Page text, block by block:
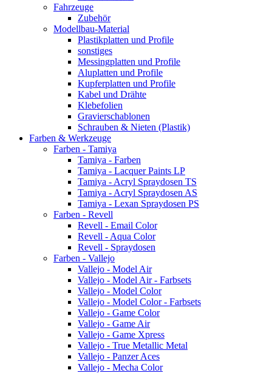
Fahrzeuge
Zubehör
Modellbau-Material
Plastikplatten und Profile
sonstiges
Messingplatten und Profile
Aluplatten und Profile
Kupferplatten und Profile
Kabel und Drähte
Klebefolien
Gravierschablonen
Schrauben & Nieten (Plastik)
Farben & Werkzeuge
Farben - Tamiya
Tamiya - Farben
Tamiya - Lacquer Paints LP
Tamiya - Acryl Spraydosen TS
Tamiya - Acryl Spraydosen AS
Tamiya - Lexan Spraydosen PS
Farben - Revell
Revell - Email Color
Revell - Aqua Color
Revell - Spraydosen
Farben - Vallejo
Vallejo - Model Air
Vallejo - Model Air - Farbsets
Vallejo - Model Color
Vallejo - Model Color - Farbsets
Vallejo - Game Color
Vallejo - Game Air
Vallejo - Game Xpress
Vallejo - True Metallic Metal
Vallejo - Panzer Aces
Vallejo - Mecha Color